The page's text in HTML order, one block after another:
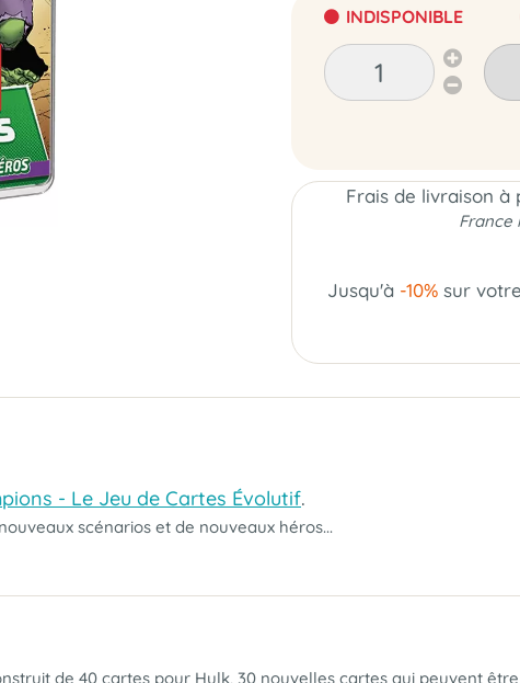
INDISPONIBLE
Frais de livraison à
France
Jusqu'à -10%sur
- Le Jeu de Cartes Évolutif.
scénarios et de nouveaux héros...
de 40 cartes pour Hulk, 30 nouvelles cartes qui peuvent